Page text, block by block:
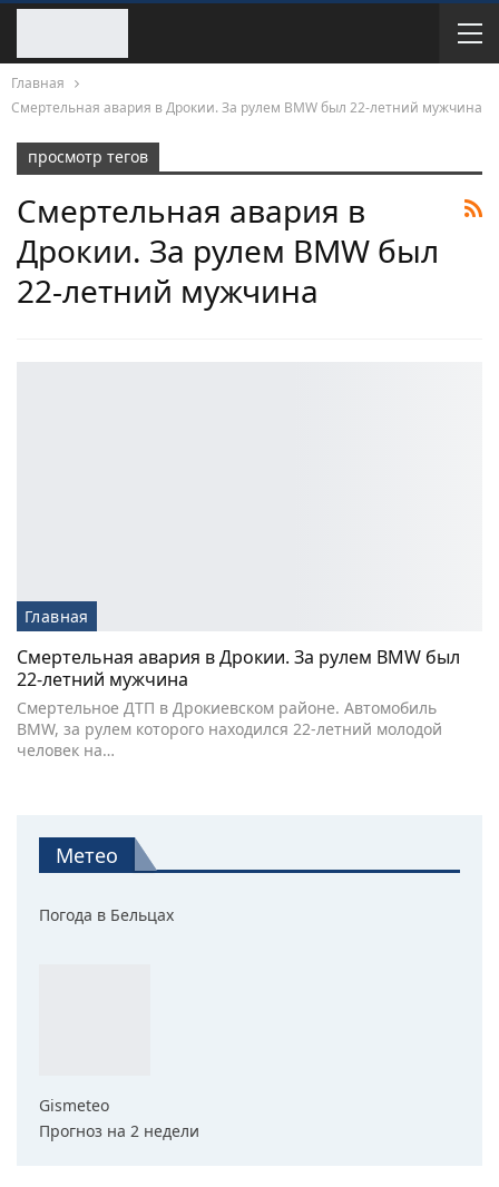
Главная
Смертельная авария в Дрокии. За рулем BMW был 22-летний мужчина
просмотр тегов
Смертельная авария в
Дрокии. За рулем BMW был
22-летний мужчина
Главная
Смертельная авария в Дрокии. За рулем BMW был
22-летний мужчина
Смертельное ДТП в Дрокиевском районе. Автомобиль
BMW, за рулем которого находился 22-летний молодой
человек на…
Метео
Погода в Бельцах
Gismeteo
Прогноз на 2 недели